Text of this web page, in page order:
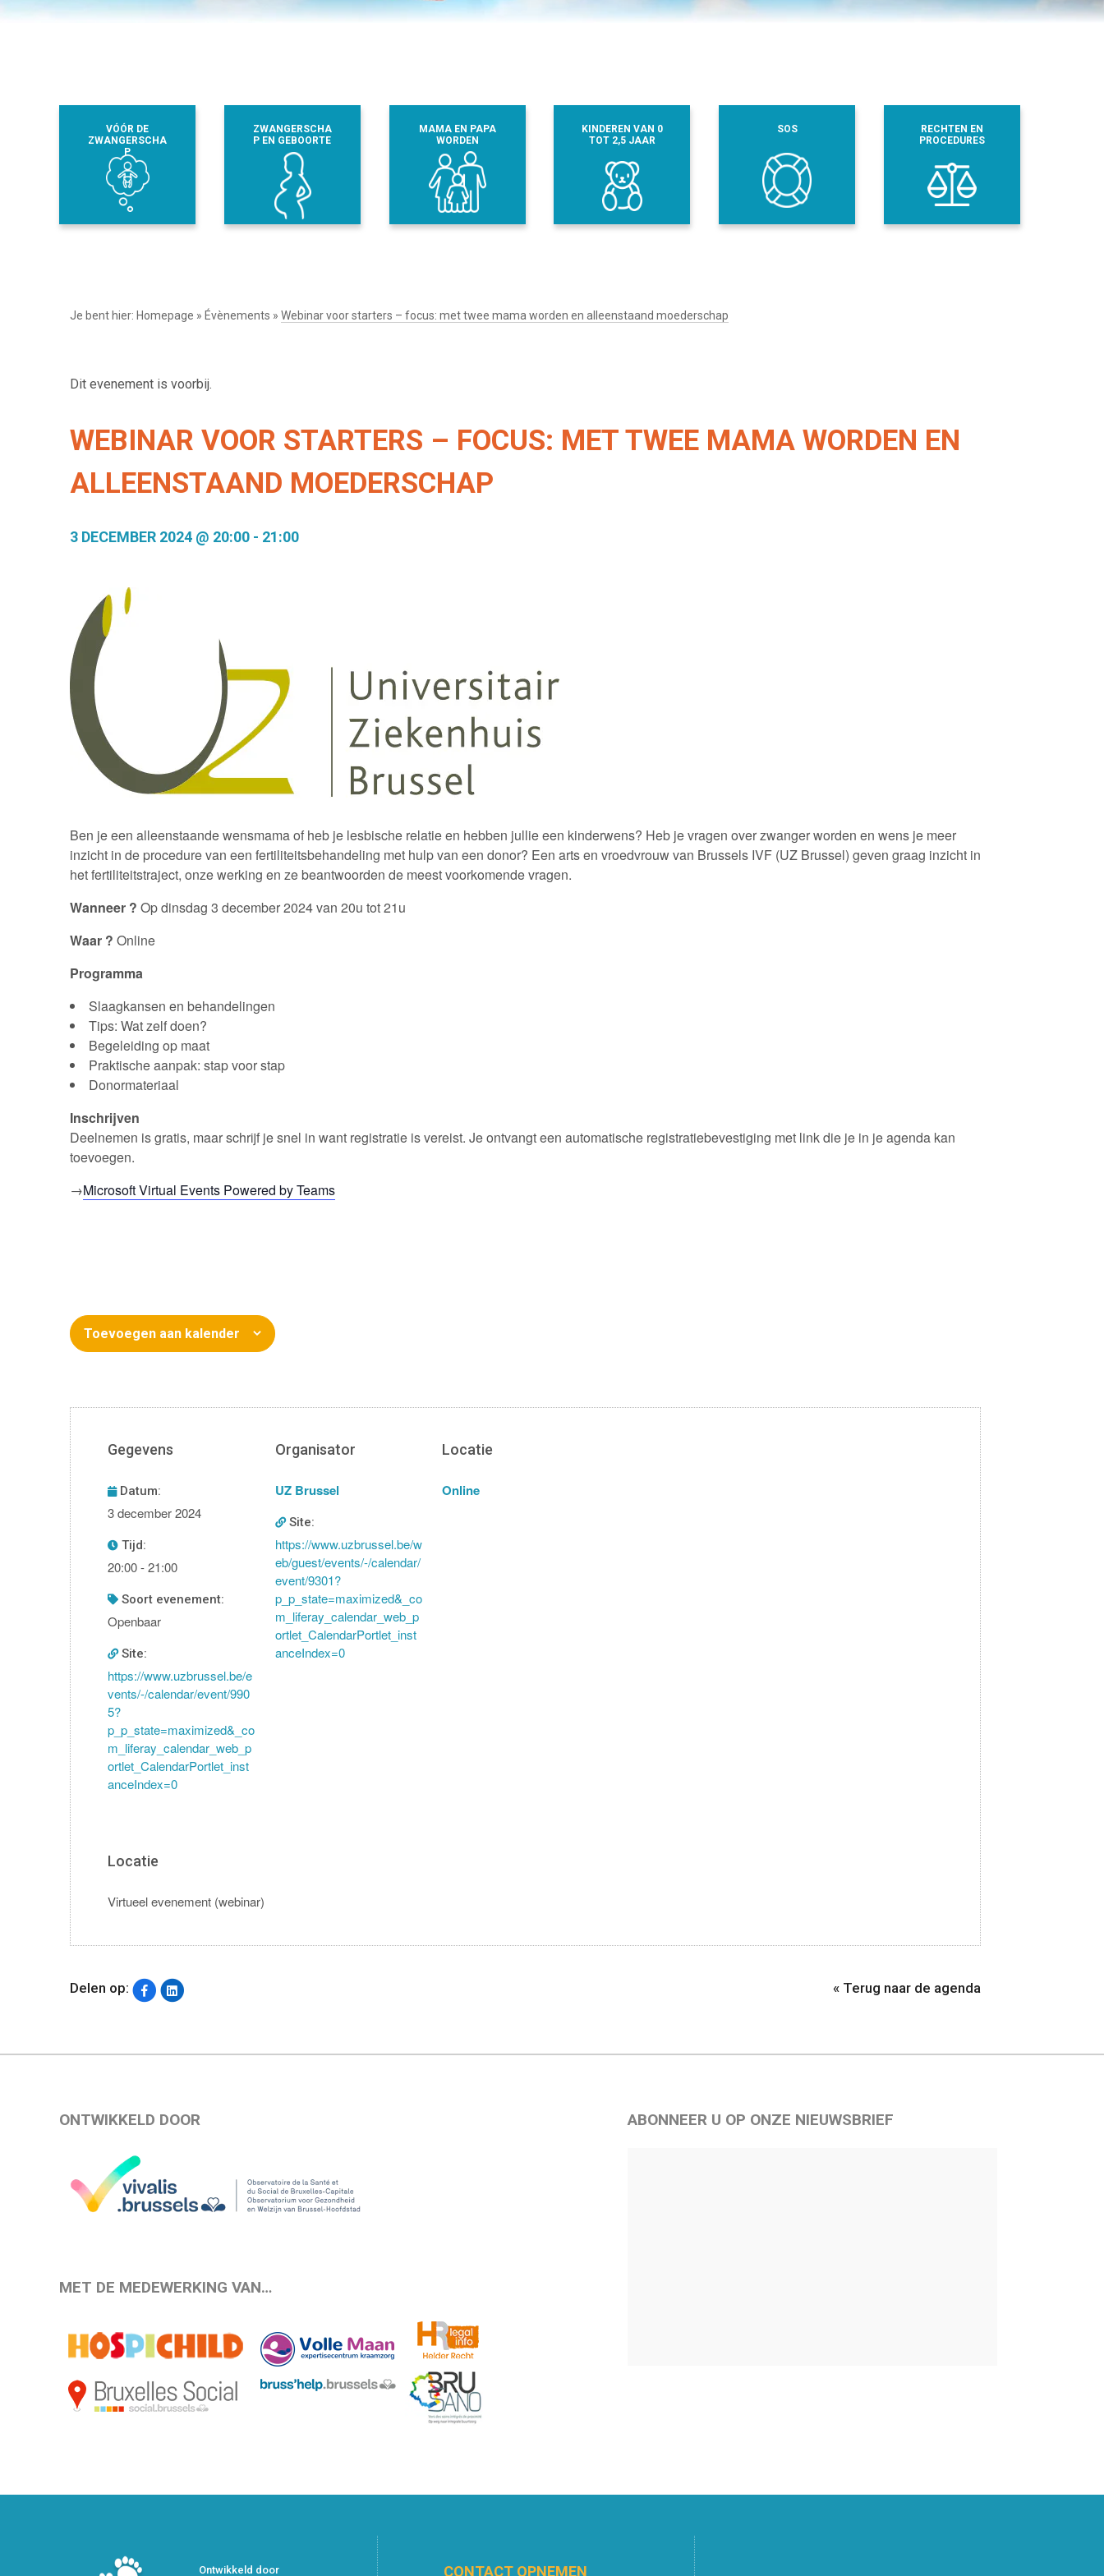
VÓÓR DE
ZWANGERSCHA
P
ZWANGERSCHA
P EN GEBOORTE
MAMA EN PAPA
WORDEN
KINDEREN VAN 0
TOT 2,5 JAAR
SOS
RECHTEN EN
PROCEDURES
Je bent hier: Homepage » Évènements »Webinar voor starters – focus: met twee mama worden en alleenstaand moederschap
Dit evenement is voorbij.
WEBINAR VOOR STARTERS – FOCUS: MET TWEE MAMA WORDEN EN
ALLEENSTAAND MOEDERSCHAP
3 DECEMBER 2024 @ 20:00 - 21:00
Ben je een alleenstaande wensmama of heb je lesbische relatie en hebben jullie een kinderwens? Heb je vragen over zwanger worden en wens je meer
inzicht in de procedure van een fertiliteitsbehandeling met hulp van een donor? Een arts en vroedvrouw van Brussels IVF (UZ Brussel) geven graag inzicht in
het fertiliteitstraject, onze werking en ze beantwoorden de meest voorkomende vragen.
Wanneer ?Op dinsdag 3 december 2024 van 20u tot 21u
Waar ?Online
Programma
Slaagkansen en behandelingen
Tips: Wat zelf doen?
Begeleiding op maat
Praktische aanpak: stap voor stap
Donormateriaal
Inschrijven
Deelnemen is gratis, maar schrijf je snel in want registratie is vereist. Je ontvangt een automatische registratiebevestiging met link die je in je agenda kan
toevoegen.
→Microsoft Virtual Events Powered by Teams
Toevoegen aan kalender
Gegevens
Datum:
3 december 2024
Tijd:
20:00 - 21:00
soort evenement:
Openbaar
Site:
https://www.uzbrussel.be/e
vents/-/calendar/event/990
5?
p_p_state=maximized&_co
m_liferay_calendar_web_p
ortlet_CalendarPortlet_inst
anceIndex=0
Organisator
UZ Brussel
Site:
https://www.uzbrussel.be/w
eb/guest/events/-/calendar/
event/9301?
p_p_state=maximized&_co
m_liferay_calendar_web_p
ortlet_CalendarPortlet_inst
anceIndex=0
Locatie
Virtueel evenement (webinar)
Locatie
Online
Delen op: « Terug naar de agenda
ONTWIKKELD DOOR
MET DE MEDEWERKING VAN…
ABONNEER U OP ONZE NIEUWSBRIEF
Ontwikkeld door CONTACT OPNEMEN